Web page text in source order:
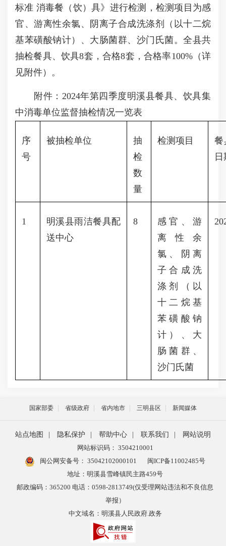
标准 消毒餐（饮）具》进行检测，检测项目为感
官、游离性余氯、阴离子合成洗涤剂（以十二烷
基苯磺酸钠计）、大肠菌群、沙门氏菌。全县共
抽检餐具、饮具8套，合格8套，合格率100%（详
见附件）。
附件：2024年第四季度明溪县餐具、饮具集
中消毒单位监督抽检情况一览表
序
号
被抽检单位
抽
检
数
量
检测项目
餐
1
明溪县雨洁餐具配
送中心
8
感官、游
离性余
氯、阴离
子合成洗
涤剂（以
十二烷基
苯磺酸钠
计）、大
肠菌群、
沙门氏菌
国家部委 省级政府 省内地市 三明县区 新闻媒体
站点地图 隐私保护 帮助中心 联系我们
网站说明
网站标识码： 3504210001
闽公网安备号： 35042102000101
闽ICP备11002485号
地址：明溪县雪峰镇民主路459号
邮政编码：365200 电话：0598-2813749(仅受理网站违法和不良信息
举报）
中文域名：明溪县人民政府.政务